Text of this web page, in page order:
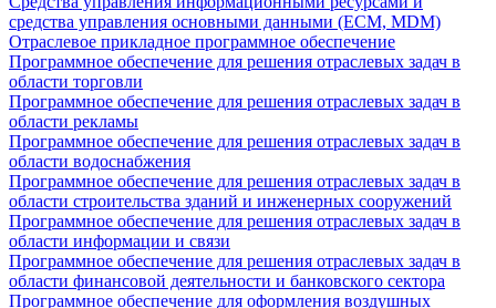
средства управления основными данными (ECM, MDM)
Отраслевое прикладное программное обеспечение
Программное обеспечение для решения отраслевых задач в
области торговли
Программное обеспечение для решения отраслевых задач в
области рекламы
Программное обеспечение для решения отраслевых задач в
области водоснабжения
Программное обеспечение для решения отраслевых задач в
области строительства зданий и инженерных сооружений
Программное обеспечение для решения отраслевых задач в
области информации и связи
Программное обеспечение для решения отраслевых задач в
области финансовой деятельности и банковского сектора
Программное обеспечение для оформления воздушных